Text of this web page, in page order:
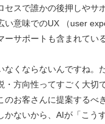
セスで誰かの後押しやサ
い意味でのUX （user
ーサポートも含まれてい
なくならないんですね。
・方向性ってすごく大切
のお客さんに提案するべ
かないから、AIが「こう